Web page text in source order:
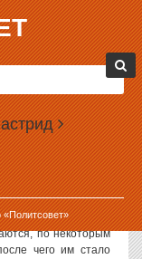
ПРОЦЕДУР
№ 1, расположенной
умер ребенок. Еще
с ситуацией в
было
по некоторым
чего им стало